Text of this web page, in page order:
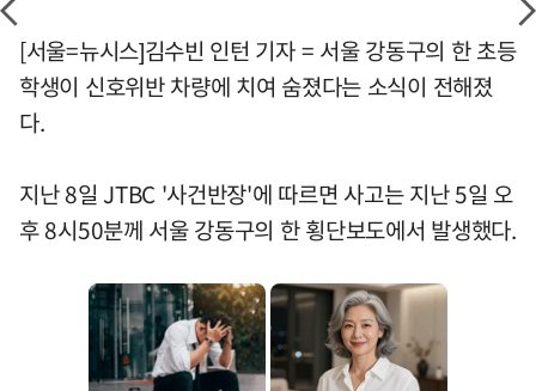
[서울=뉴시스]김수빈 인턴 기자 = 서울 강동구의 한 초등
학생이 신호위반 차량에 치여 숨졌다는 소식이 전해졌
다.
지난 8일 JTBC '사건반장'에 따르면 사고는 지난 5일 오
후 8시50분께 서울 강동구의 한 횡단보도에서 발생했다.